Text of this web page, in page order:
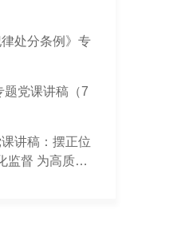
律处分条例》专
题党课讲稿（7
讲稿：摆正位
监督 为高质量